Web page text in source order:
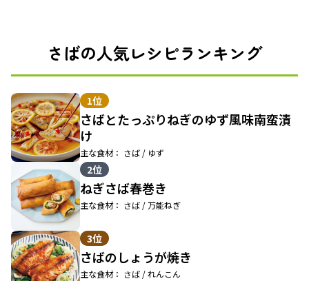
さばの人気レシピランキング
1位
さばとたっぷりねぎのゆず風味南蛮漬
け
主な食材： さば / ゆず
2位
ねぎさば春巻き
主な食材： さば / 万能ねぎ
3位
さばのしょうが焼き
主な食材： さば / れんこん